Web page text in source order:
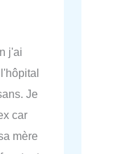
j'ai
Je
car
mère